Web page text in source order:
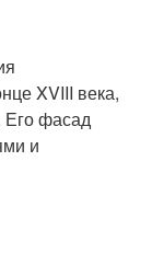
XVIII века,
Его фасад
и